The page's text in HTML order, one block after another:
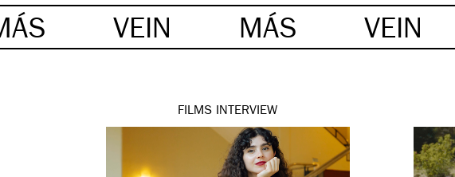
VEIN MÁS VEIN
FILMS INTERVIEW